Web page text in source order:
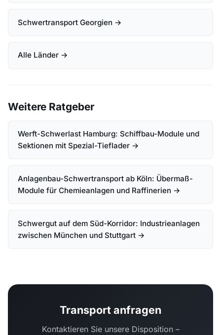
Schwertransport Georgien →
Alle Länder →
Weitere Ratgeber
Werft-Schwerlast Hamburg: Schiffbau-Module und
Sektionen mit Spezial-Tieflader →
Anlagenbau-Schwertransport ab Köln: Übermaß-
Module für Chemieanlagen und Raffinerien →
Schwergut auf dem Süd-Korridor: Industrieanlagen
zwischen München und Stuttgart →
Transport anfragen
Kontaktieren Sie unsere Disposition –